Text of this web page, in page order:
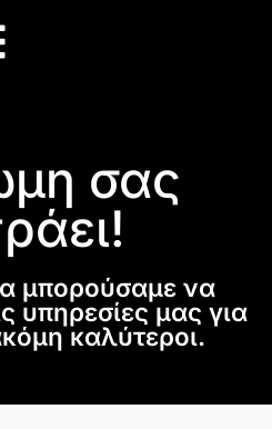
σας
μπορούσαμε να
υπηρεσίες μας για
καλύτεροι.